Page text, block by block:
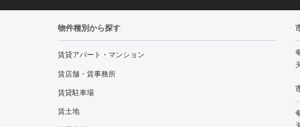
物件種別から探す
賃貸アパート・マンション
賃店舗・賃事務所
賃貸駐車場
賃土地